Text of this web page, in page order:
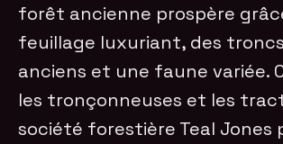
forêt ancienne prospère
feuillage luxuriant, des
anciens et une faune variée.
les tronçonneuses et les
société forestière Teal